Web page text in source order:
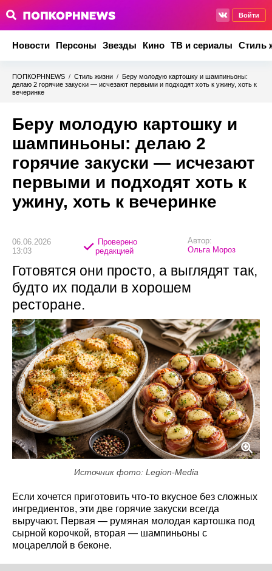
Войти
Новости Персоны Звезды Кино ТВ и сериалы Стиль
ПОПКОРНNEWS / Стиль жизни / Беру молодую картошку и шампиньоны:
делаю 2 горячие закуски — исчезают первыми и подходят хоть к ужину, хоть к
вечеринке
Беру молодую картошку и
шампиньоны: делаю 2
горячие закуски — исчезают
первыми и подходят хоть к
ужину, хоть к вечеринке
06.06.2026
13:03
Проверено
редакцией
Автор:
Ольга Мороз
Готовятся они просто, а выглядят так,
будто их подали в хорошем
ресторане.
Источник фото: Legion-Media
Если хочется приготовить что-то вкусное без сложных
ингредиентов, эти две горячие закуски всегда
выручают. Первая — румяная молодая картошка под
сырной корочкой, вторая — шампиньоны с
моцареллой в беконе.